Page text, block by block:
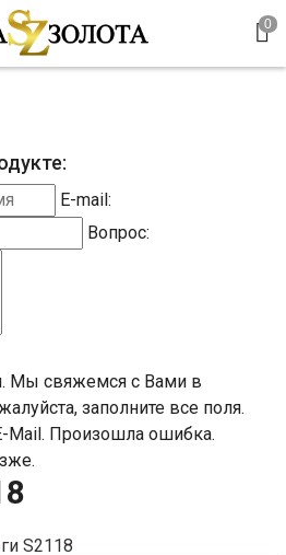
E-mail:
Вопрос:
Мы свяжемся с Вами в
заполните все поля.
Mail. Произошла ошибка.